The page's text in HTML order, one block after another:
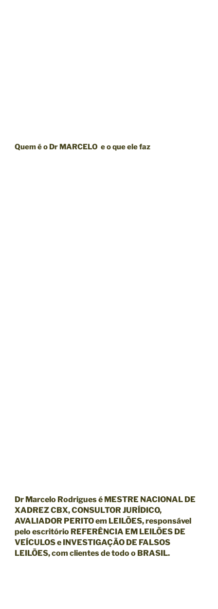
Quem é o Dr MARCELO e o que ele faz
Dr Marcelo Rodrigues é MESTRE NACIONAL DE
XADREZ CBX, CONSULTOR JURÍDICO,
AVALIADOR PERITO em LEILÕES, responsável
pelo escritório REFERÊNCIA EM LEILÕES DE
VEÍCULOS e INVESTIGAÇÃO DE FALSOS
LEILÕES, com clientes de todo o BRASIL.